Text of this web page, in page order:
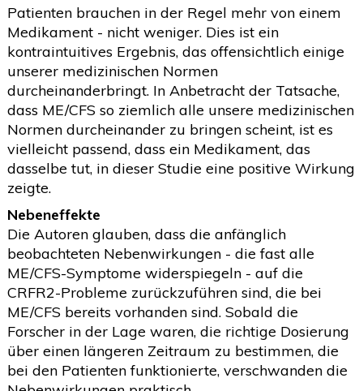
Patienten brauchen in der Regel mehr von einem
Medikament - nicht weniger. Dies ist ein
kontraintuitives Ergebnis, das offensichtlich einige
unserer medizinischen Normen
durcheinanderbringt. In Anbetracht der Tatsache,
dass ME/CFS so ziemlich alle unsere medizinischen
Normen durcheinander zu bringen scheint, ist es
vielleicht passend, dass ein Medikament, das
dasselbe tut, in dieser Studie eine positive Wirkung
zeigte.
Nebeneffekte
Die Autoren glauben, dass die anfänglich
beobachteten Nebenwirkungen - die fast alle
ME/CFS-Symptome widerspiegeln - auf die
CRFR2-Probleme zurückzuführen sind, die bei
ME/CFS bereits vorhanden sind. Sobald die
Forscher in der Lage waren, die richtige Dosierung
über einen längeren Zeitraum zu bestimmen, die
bei den Patienten funktionierte, verschwanden die